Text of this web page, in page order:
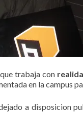
trabaja con
en la campus
a disposicion